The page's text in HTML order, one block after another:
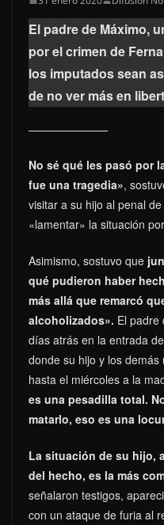
El padre de Máximo,
por el crimen de
los imputados sean
de no ver más en
No sé qué les pasó por
fue una tragedia»,
visitar a su hijo al penal
«lamentar» la situación
Asimismo, sostuvo que
qué pudieron haber
más allá que remarcó
alcoholizados». El padre
días atrás en la entrada
donde su hijo y los
hasta el miércoles a la
es una pesadilla total.
matarlo, eso es una
La situación de su hijo,
del hecho, es la más
señalaron testigos,
con un ataque de furia al